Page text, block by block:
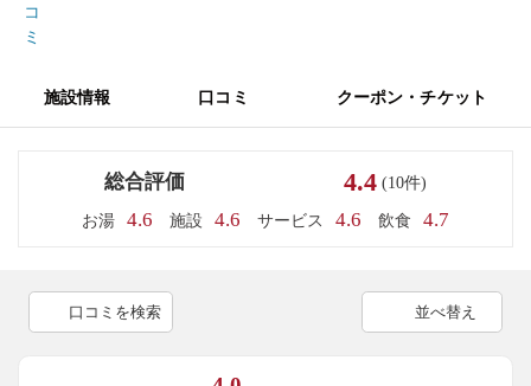
コ
ミ
施設情報 口コミ クーポン・チケット
総合評価 4.4 (10件)
お湯 4.6 施設 4.6 サービス 4.6 飲食 4.7
口コミを検索 並べ替え